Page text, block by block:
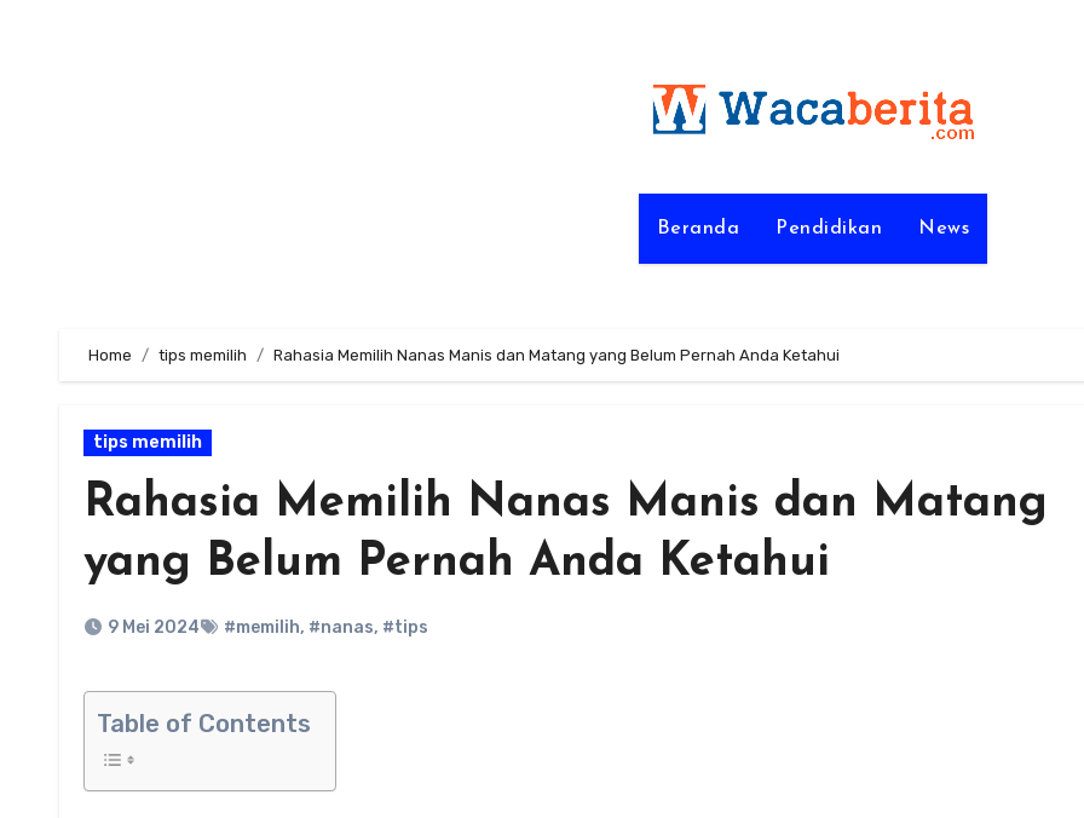
Beranda Pendidikan News
Home tips memilih Rahasia Memilih Nanas Manis dan Matang yang Belum Pernah Anda Ketahui
tips memilih
Rahasia Memilih Nanas Manis dan Matang
yang Belum Pernah Anda Ketahui
9 Mei 2024 #memilih, #nanas, #tips
Table of Contents